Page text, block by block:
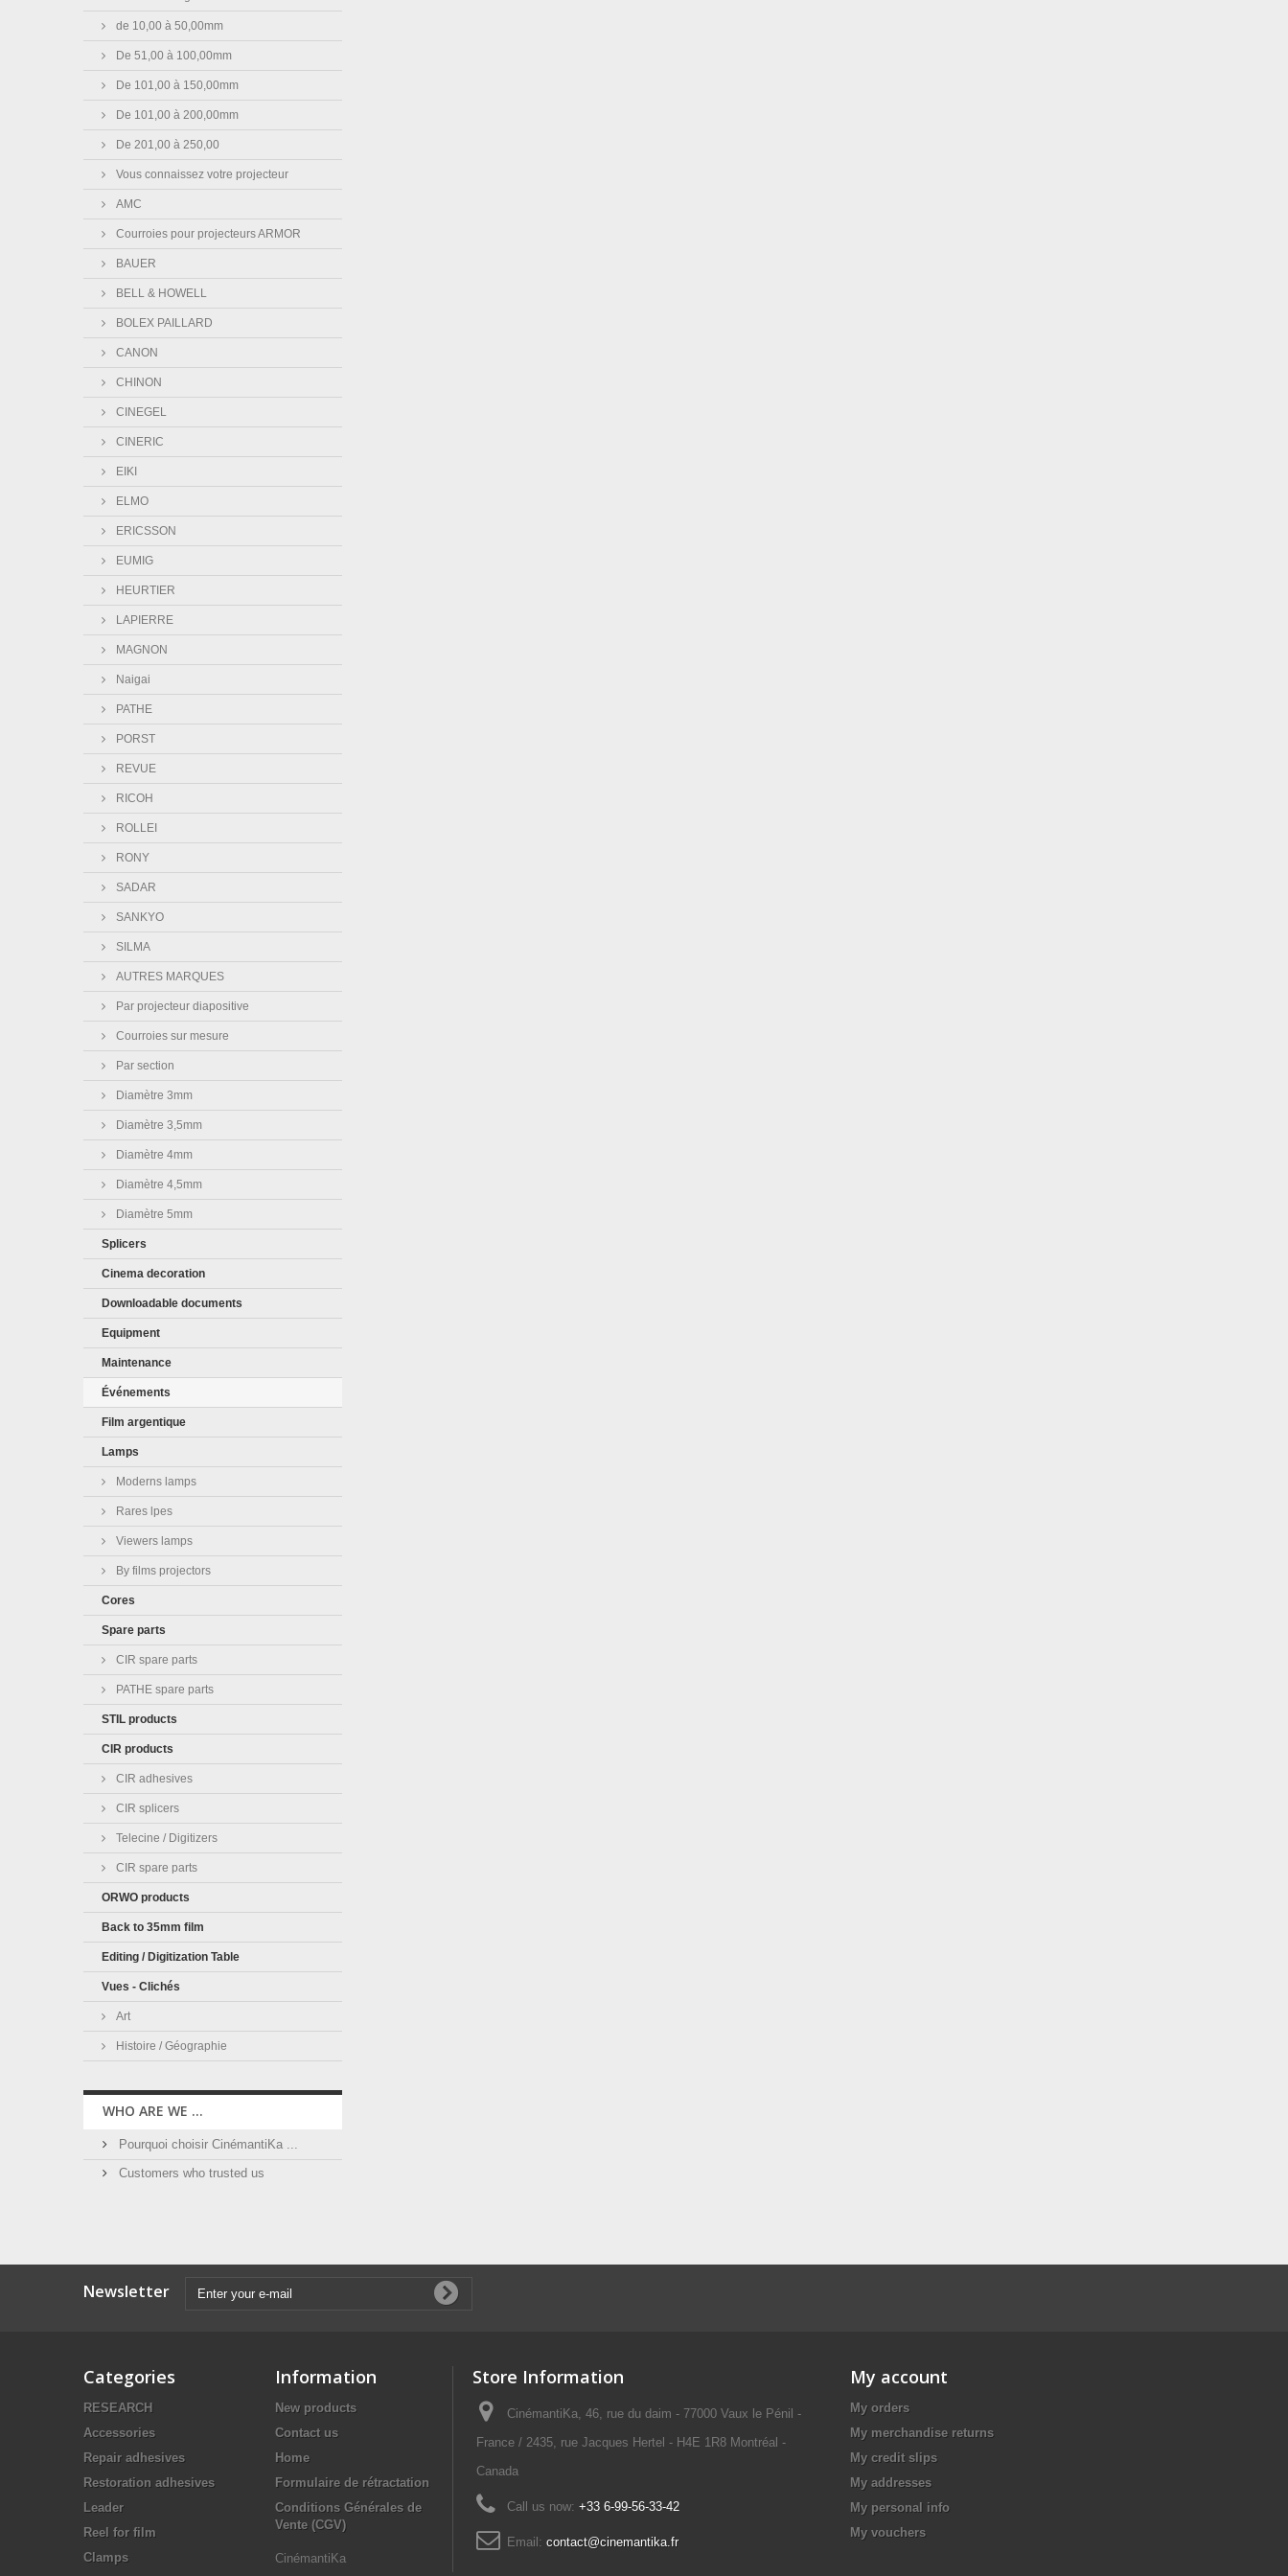
de 10,00 à 50,00mm
De 51,00 à 100,00mm
De 101,00 à 150,00mm
De 101,00 à 200,00mm
De 201,00 à 250,00
Vous connaissez votre projecteur
AMC
Courroies pour projecteurs ARMOR
BAUER
BELL & HOWELL
BOLEX PAILLARD
CANON
CHINON
CINEGEL
CINERIC
EIKI
ELMO
ERICSSON
EUMIG
HEURTIER
LAPIERRE
MAGNON
Naigai
PATHE
PORST
REVUE
RICOH
ROLLEI
RONY
SADAR
SANKYO
SILMA
AUTRES MARQUES
Par projecteur diapositive
Courroies sur mesure
Par section
Diamètre 3mm
Diamètre 3,5mm
Diamètre 4mm
Diamètre 4,5mm
Diamètre 5mm
Splicers
Cinema decoration
Downloadable documents
Equipment
Maintenance
Événements
Film argentique
Lamps
Moderns lamps
Rares lpes
Viewers lamps
By films projectors
Cores
Spare parts
CIR spare parts
PATHE spare parts
STIL products
CIR products
CIR adhesives
CIR splicers
Telecine / Digitizers
CIR spare parts
ORWO products
Back to 35mm film
Editing / Digitization Table
Vues - Clichés
Art
Histoire / Géographie
WHO ARE WE ...
Pourquoi choisir CinémantiKa ...
Customers who trusted us
Newsletter
Categories
RESEARCH
Accessories
Repair adhesives
Restoration adhesives
Leader
Reel for film
Clamps
Information
New products
Contact us
Home
Formulaire de rétractation
Conditions Générales de
Vente (CGV)
CinémantiKa
Store Information
CinémantiKa, 46, rue du daim - 77000 Vaux le Pénil -
France / 2435, rue Jacques Hertel - H4E 1R8 Montréal -
Canada
Call us now: +33 6-99-56-33-42
Email: contact@cinemantika.fr
My account
My orders
My merchandise returns
My credit slips
My addresses
My personal info
My vouchers